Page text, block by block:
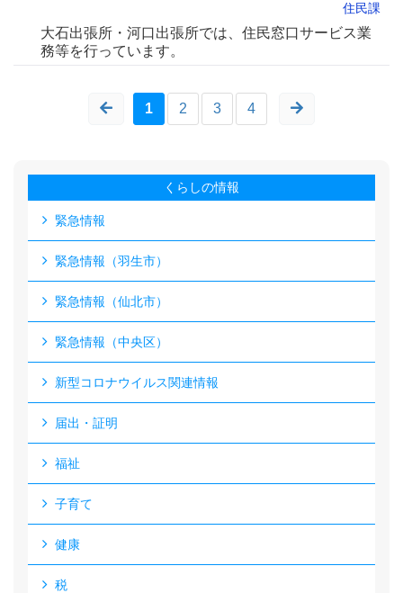
住民課
大石出張所・河口出張所では、住民窓口サービス業
務等を行っています。
1 2 3 4
くらしの情報
緊急情報
緊急情報（羽生市）
緊急情報（仙北市）
緊急情報（中央区）
新型コロナウイルス関連情報
届出・証明
福祉
子育て
健康
税